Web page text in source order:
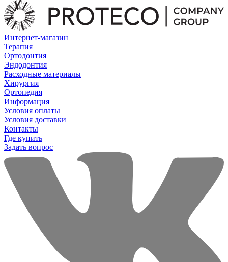
Интернет-магазин
Терапия
Ортодонтия
Эндодонтия
Расходные материалы
Хирургия
Ортопедия
Информация
Условия оплаты
Условия доставки
Контакты
Где купить
Задать вопрос